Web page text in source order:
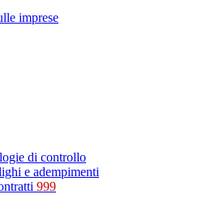
imprese
di controllo
e adempimenti
999